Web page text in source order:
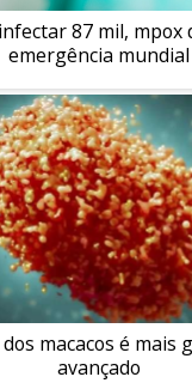
87 mil, mpox
emergência mundial
macacos é mais
avançado